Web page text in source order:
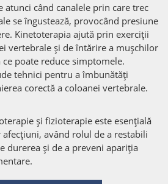
atunci când canalele prin care trec
se îngustează, provocând presiune
Kinetoterapia ajută prin exerciții
vertebrale și de întărire a mușchilor
poate reduce simptomele.
tehnici pentru a îmbunătăți
corectă a coloanei vertebrale.
și fizioterapie este esențială
având rolul de a restabili
durerea și de a preveni apariția